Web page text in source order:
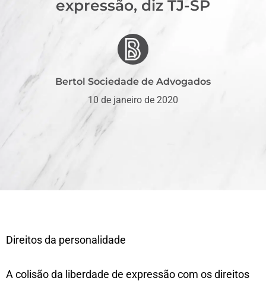
expressão, diz TJ-SP
Bertol Sociedade de Advogados
10 de janeiro de 2020
Direitos da personalidade
A colisão da liberdade de expressão com os direitos